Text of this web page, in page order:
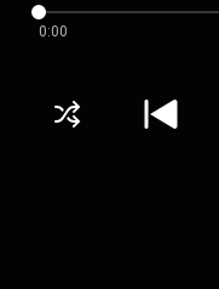
0:00